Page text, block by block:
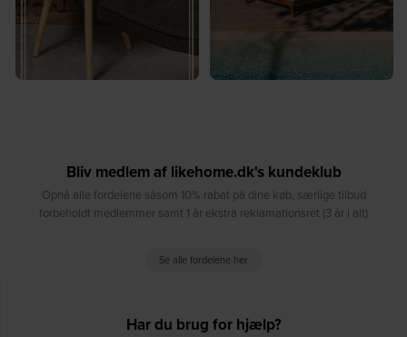
Bliv medlem af likehome.dk's kundeklub
Opnå alle fordelene såsom 10% rabat på dine køb, særlige tilbud
forbeholdt medlemmer samt 1 år ekstra reklamationsret (3 år i alt)
Se alle fordelene her
Har du brug for hjælp?